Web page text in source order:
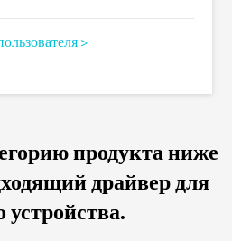
>
продукта ниже
драйвер для
устройства.